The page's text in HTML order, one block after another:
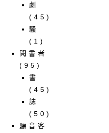
劇
(45)
騷
(1)
閱書者
(95)
書
(45)
誌
(50)
聽音客